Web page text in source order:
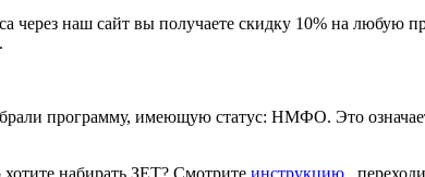
безопасность и ОТ
через наш сайт вы получаете скидку 10% на любую
программу, имеющую статус: НМФО. Это